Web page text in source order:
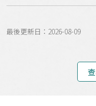
最後更新日：2026-08-09